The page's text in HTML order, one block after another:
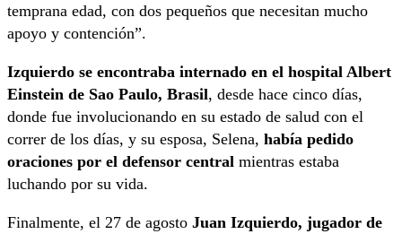
temprana edad, con dos pequeños que necesitan mucho
apoyo y contención”.
Izquierdo se encontraba internado en el hospital Albert
Einstein de Sao Paulo, Brasil, desde hace cinco días,
donde fue involucionando en su estado de salud con el
correr de los días, y su esposa, Selena, había pedido
oraciones por el defensor central mientras estaba
luchando por su vida.
Finalmente, el 27 de agosto Juan Izquierdo, jugador de